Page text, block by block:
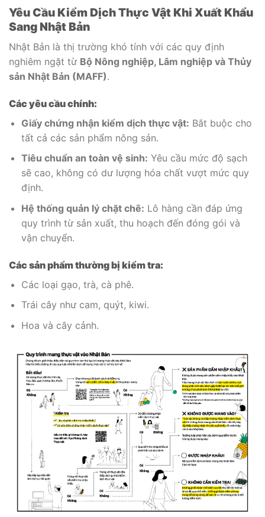
Yêu Cầu Kiểm Dịch Thực Vật Khi Xuất Khẩu
Sang Nhật Bản
Nhật Bản là thị trường khó tính với các quy định
nghiêm ngặt từ Bộ Nông nghiệp, Lâm nghiệp và Thủy
sản Nhật Bản (MAFF).
Các yêu cầu chính:
Giấy chứng nhận kiểm dịch thực vật: Bắt buộc cho
tất cả các sản phẩm nông sản.
Tiêu chuẩn an toàn vệ sinh: Yêu cầu mức độ sạch
sẽ cao, không có dư lượng hóa chất vượt mức quy
định.
Hệ thống quản lý chặt chẽ: Lô hàng cần đáp ứng
quy trình từ sản xuất, thu hoạch đến đóng gói và
vận chuyển.
Các sản phẩm thường bị kiểm tra:
Các loại gạo, trà, cà phê.
Trái cây như cam, quýt, kiwi.
Hoa và cây cảnh.